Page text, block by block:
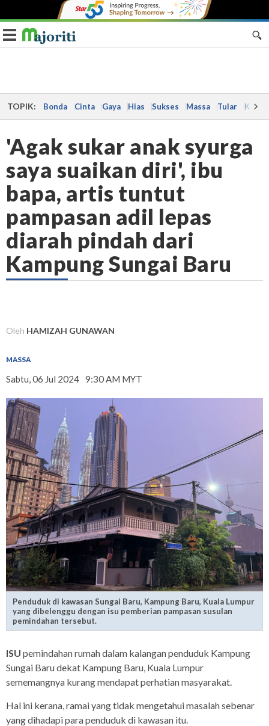
Toggle navigation
TOPIK: Bonda Cinta Gaya Hias Sukses Massa Tular Kes
'Agak sukar anak syurga
saya suaikan diri', ibu
bapa, artis tuntut
pampasan adil lepas
diarah pindah dari
Kampung Sungai Baru
Oleh HAMIZAH GUNAWAN
MASSA
Sabtu, 06 Jul 2024 9:30 AM MYT
Penduduk di kawasan Sungai Baru, Kampung Baru, Kuala Lumpur
yang dibelenggu dengan isu pemberian pampasan susulan
pemindahan tersebut.
ISU pemindahan rumah dalam kalangan penduduk Kampung
Sungai Baru dekat Kampung Baru, Kuala Lumpur
sememangnya kurang mendapat perhatian masyarakat.
Hal ini kerana, ramai yang tidak mengetahui masalah sebenar
yang dihadapi para penduduk di kawasan itu.